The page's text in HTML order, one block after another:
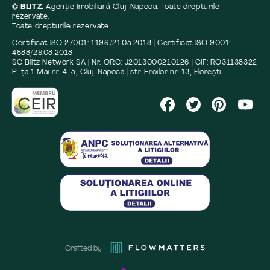
© BLITZ.Agenție Imobiliară Cluj-Napoca. Toate drepturile
rezervate.
Toate drepturile rezervate
Certificat ISO 27001: 1199/21.05.2018 | Certificat ISO 9001:
4888/29.08.2018
SC Blitz Network SA | Nr. ORC: J2013000210126 | CIF: RO31138322
P-ța 1 Mai nr. 4-5, Cluj-Napoca | str. Eroilor nr. 13, Florești
Crafted by